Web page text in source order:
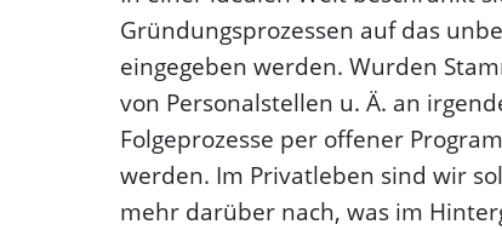
Gründungsprozessen auf das
eingegeben werden. Wurden
von Personalstellen u. Ä. an
Folgeprozesse per offener
werden. Im Privatleben sind wir
mehr darüber nach, was im